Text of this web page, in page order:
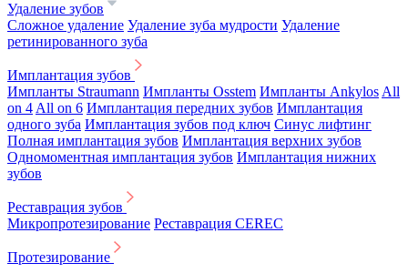
Удаление зубов
Сложное удаление Удаление зуба мудрости Удаление
ретинированного зуба
Имплантация зубов
Импланты Straumann Импланты Osstem Импланты Ankylos All
on 4 All on 6 Имплантация передних зубов Имплантация
одного зуба Имплантация зубов под ключ Синус лифтинг
Полная имплантация зубов Имплантация верхних зубов
Одномоментная имплантация зубов Имплантация нижних
зубов
Реставрация зубов
Микропротезирование Реставрация CEREC
Протезирование